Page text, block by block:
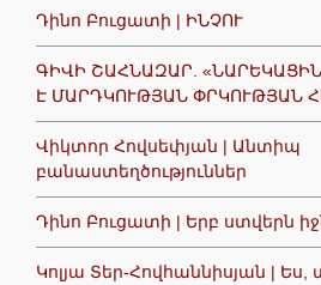
Դինո Բուցատի | ԻՆՉՈՒ
ԳԻՎԻ ՇԱՀՆԱԶԱՐ.
Է ՄԱՐԴԿՈՒԹՅԱՆ ՓՐԿՈՒԹՅԱՆ
Վիկտոր Հովսեփյան | Անտիպ
բանաստեղծություններ
Դինո Բուցատի | Երբ ստվերն
Կոլյա Տեր-Հովհաննիսյան |